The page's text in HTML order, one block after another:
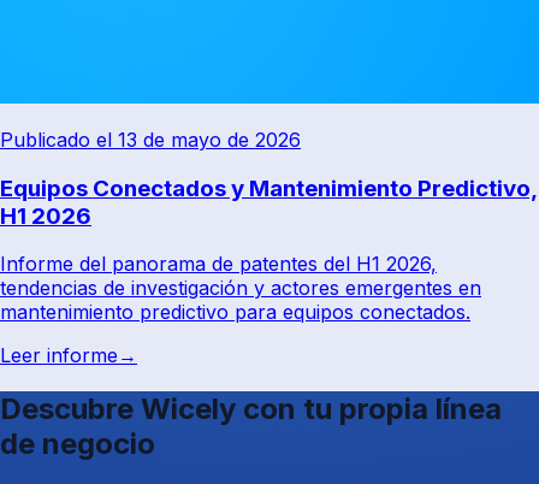
Publicado el 13 de mayo de 2026
Equipos Conectados y Mantenimiento Predictivo,
H1 2026
Informe del panorama de patentes del H1 2026,
tendencias de investigación y actores emergentes en
mantenimiento predictivo para equipos conectados.
Leer informe →
Descubre Wicely con tu propia línea
de negocio